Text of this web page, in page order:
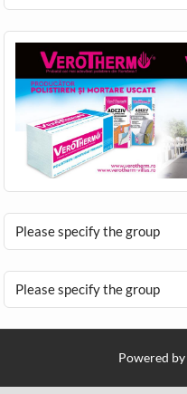
Please specify the group
Please specify the group
Powered by